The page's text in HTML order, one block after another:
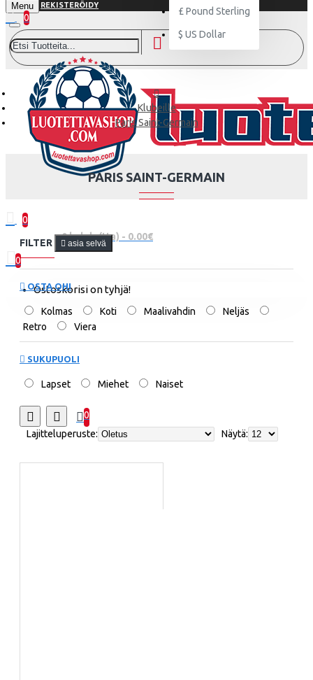
REKISTERÖIDY
£ Pound Sterling
$ US Dollar
Menu
0
0
0 kohde(tta) - 0.00€
0
Ostoskorisi on tyhjä!
Klubeille
Paris Saint-Germain
PARIS SAINT-GERMAIN
FILTER asia selvä
OSTA OHI
Kolmas Koti Maalivahdin
Neljäs
Retro
Viera
SUKUPUOLI
Lapset Miehet Naiset
0
Lajitteluperuste:
Näytä: